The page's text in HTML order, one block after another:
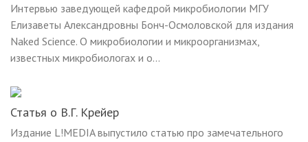
Интервью заведующей кафедрой микробиологии МГУ
Елизаветы Александровны Бонч-Осмоловской для издания
Naked Science. О микробиологии и микроорганизмах,
известных микробиологах и о...
Статья о В.Г. Крейер
Издание L!MEDIA выпустило статью про замечательного